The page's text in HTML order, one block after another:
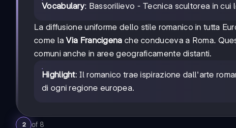
Vocabulary: Bassorilievo - Tecnica scultorea in
La diffusione uniforme dello stile romanico in tutta
come laVia Francigena che conduceva a Roma.
comuni anche in aree geograficamente distanti.
Highlight: Il romanico trae ispirazione dall'arte
di ogni regione europea.
2 of 8